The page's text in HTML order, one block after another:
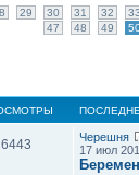
29 30 31 32 33
47
48 49
6443
Черешня
17 июл